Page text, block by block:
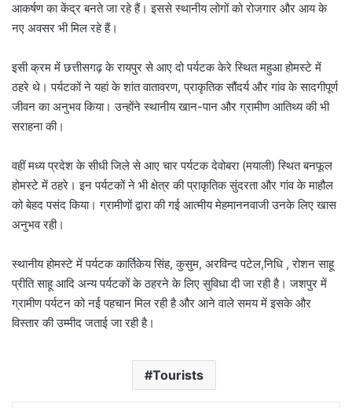
आकर्षण का केंद्र बनते जा रहे हैं। इससे स्थानीय लोगों को रोजगार और आय के
नए अवसर भी मिल रहे हैं।
इसी क्रम में छत्तीसगढ़ के रायपुर से आए दो पर्यटक केरे स्थित महुआ होमस्टे में
ठहरे थे। पर्यटकों ने यहां के शांत वातावरण, प्राकृतिक सौंदर्य और गांव के सादगीपूर्ण
जीवन का अनुभव किया। उन्होंने स्थानीय खान-पान और ग्रामीण आतिथ्य की भी
सराहना की।
वहीं मध्य प्रदेश के सीधी जिले से आए चार पर्यटक देवोबरा (मयाली) स्थित बनफूल
होमस्टे में ठहरे। इन पर्यटकों ने भी क्षेत्र की प्राकृतिक सुंदरता और गांव के माहौल
को बेहद पसंद किया। ग्रामीणों द्वारा की गई आत्मीय मेहमाननवाजी उनके लिए खास
अनुभव रही।
स्थानीय होमस्टे में पर्यटक कार्तिकेय सिंह, कुसुम, अरविन्द पटेल,निधि , रोशन साहू
प्रीति साहू आदि अन्य पर्यटकों के ठहरने के लिए सुविधा दी जा रही है। जशपुर में
ग्रामीण पर्यटन को नई पहचान मिल रही है और आने वाले समय में इसके और
विस्तार की उम्मीद जताई जा रही है।
Tourists